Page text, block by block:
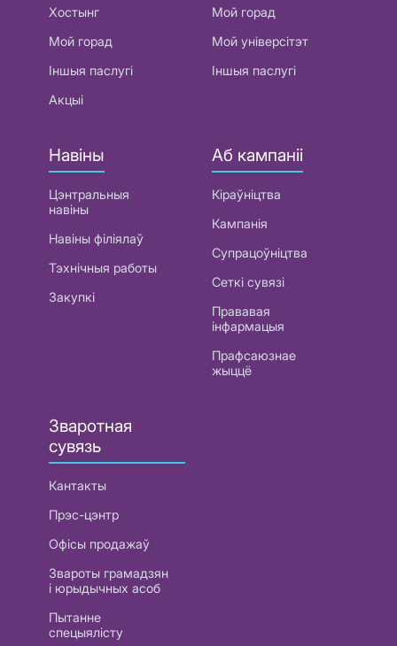
Хостынг
Мой горад
Іншыя паслугі
Акцыі
Мой горад
Мой універсітэт
Іншыя паслугі
Навіны
Цэнтральныя
навіны
Навіны філіялаў
Тэхнічныя работы
Закупкі
Аб кампаніі
Кіраўніцтва
Кампанія
Супрацоўніцтва
Сеткі сувязі
Прававая
інфармацыя
Прафсаюзнае
жыццё
Зваротная
сувязь
Кантакты
Прэс-цэнтр
Офісы продажаў
Звароты грамадзян
і юрыдычных асоб
Пытанне
спецыялісту